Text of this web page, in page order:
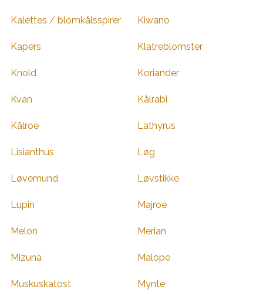
Kalettes / blomkålsspirer Kiwano
Kapers Klatreblomster
Knold Koriander
Kvan Kålrabi
Kålroe Lathyrus
Lisianthus Løg
Løvemund Løvstikke
Lupin Majroe
Melon Merian
Mizuna Malope
Muskuskatost Mynte